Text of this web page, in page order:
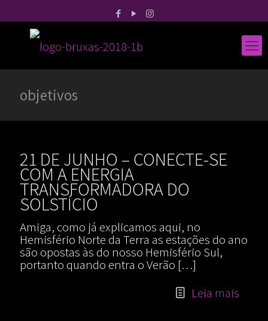
objetivos
21 DE JUNHO – CONECTE-SE
COM A ENERGIA
TRANSFORMADORA DO
SOLSTÍCIO
Amiga, como já explicamos aqui, no
Hemisfério Norte da Terra as estações do ano
são opostas às do nosso Hemisfério Sul,
portanto quando entra o Verão […]
Leia mais